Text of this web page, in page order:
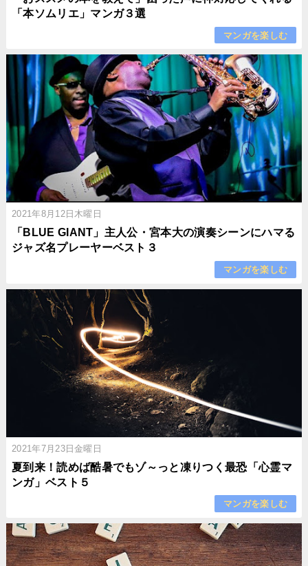
「本ソムリエ」マンガ３選
マンガを楽しむ
2021年8月12日木曜日
「BLUE GIANT」主人公・宮本大の演奏シーンにハマる
ジャズ名プレーヤーベスト３
マンガを楽しむ
2021年7月23日金曜日
夏到来！読めば酷暑でもゾ～っと凍りつく最恐「心霊マ
ンガ」ベスト５
マンガを楽しむ